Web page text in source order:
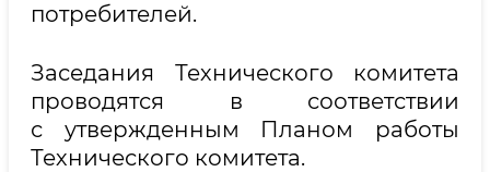
потребителей.
Заседания Технического комитета
проводятся в соответствии
с утвержденным Планом работы
Технического комитета.